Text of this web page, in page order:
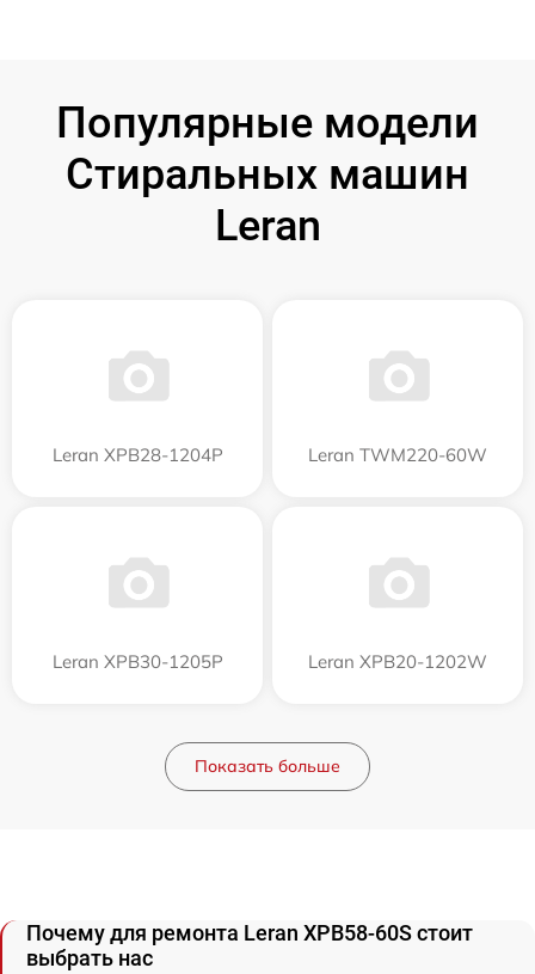
Популярные модели
Стиральных машин
Leran
Leran XPB28-1204P Leran TWM220-60W
Leran XPB30-1205P Leran XPB20-1202W
Показать больше
Почему для ремонта Leran XPB58-60S стоит
выбрать нас